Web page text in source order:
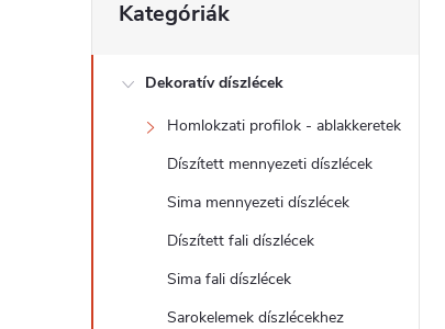
l
átugrása
Kategóriák
Dekoratív díszlécek
Homlokzati profilok - ablakkeretek
Díszített mennyezeti díszlécek
Sima mennyezeti díszlécek
Díszített fali díszlécek
Sima fali díszlécek
Sarokelemek díszlécekhez